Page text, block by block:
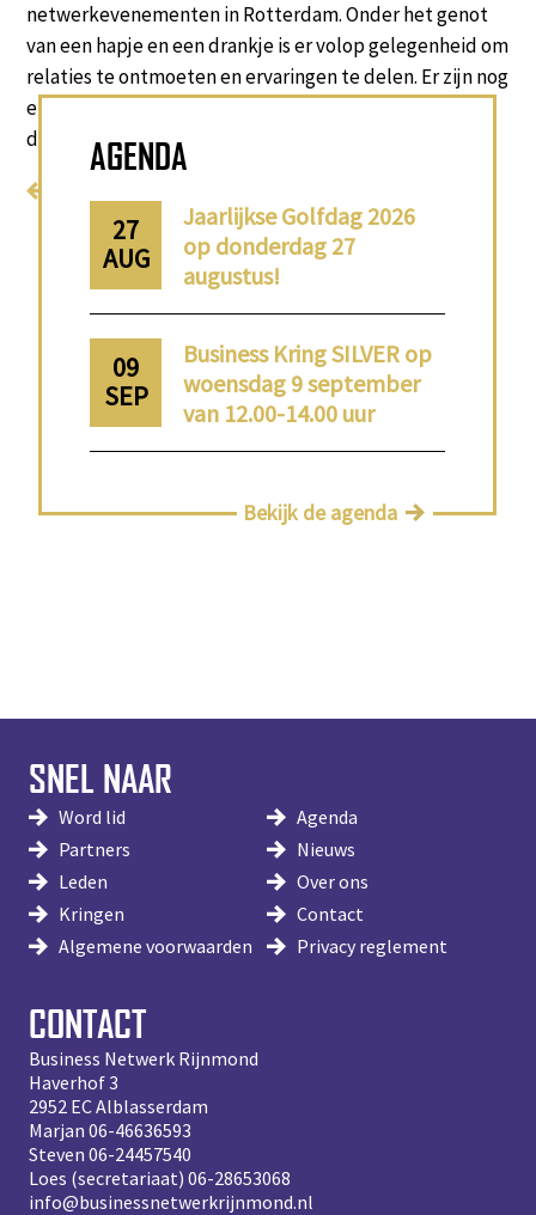
netwerkevenementen in Rotterdam. Onder het genot
van een hapje en een drankje is er volop gelegenheid om
relaties te ontmoeten en ervaringen te delen. Er zijn nog
enkele losse VIP-kaarten beschikbaar. Interesse? Mail
dan naar: annemieke@gervos.com
AGENDA
27
AUG
Jaarlijkse Golfdag 2026
op donderdag 27
augustus!
09
SEP
Business Kring SILVER op
woensdag 9 september
van 12.00-14.00 uur
Bekijk de agenda
SNEL NAAR
Word lid
Agenda
Partners
Nieuws
Leden
Over ons
Kringen
Contact
Algemene voorwaarden
Privacy reglement
CONTACT
Business Netwerk Rijnmond
Haverhof 3
2952 EC Alblasserdam
Marjan 06-46636593
Steven 06-24457540
Loes (secretariaat) 06-28653068
info@businessnetwerkrijnmond.nl